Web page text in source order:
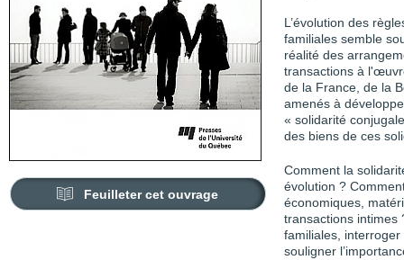
Feuilleter cet ouvrage
L’évolution des
familiales semble
réalité des
transactions à
de la France, de la
amenés à
« solidarité
des biens de ces
Comment la
évolution ?
économiques,
transactions intimes
familiales, interroger
souligner